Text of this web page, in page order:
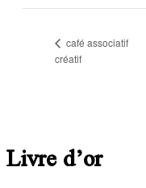
café associatif
créatif
Livre d’or